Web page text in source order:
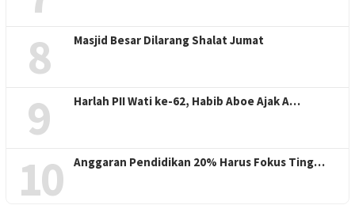
8 Masjid Besar Dilarang Shalat Jumat
9 Harlah PII Wati ke-62, Habib Aboe Ajak A…
10 Anggaran Pendidikan 20% Harus Fokus Ting…